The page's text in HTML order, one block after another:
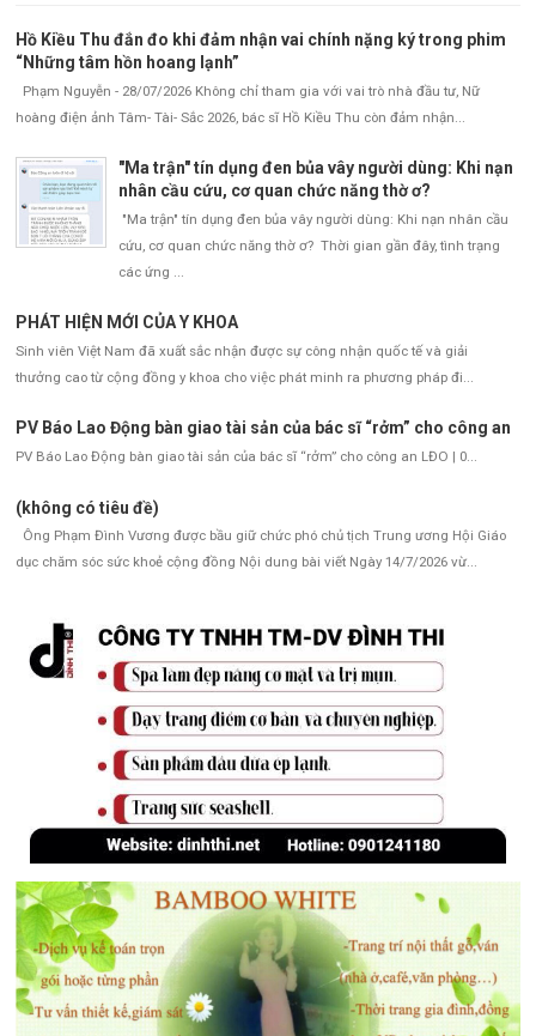
Hồ Kiều Thu đắn đo khi đảm nhận vai chính nặng ký trong phim
“Những tâm hồn hoang lạnh”
Phạm Nguyễn - 28/07/2026 Không chỉ tham gia với vai trò nhà đầu tư, Nữ
hoàng điện ảnh Tâm- Tài- Sắc 2026, bác sĩ Hồ Kiều Thu còn đảm nhận...
"Ma trận" tín dụng đen bủa vây người dùng: Khi nạn
nhân cầu cứu, cơ quan chức năng thờ ơ?
"Ma trận" tín dụng đen bủa vây người dùng: Khi nạn nhân cầu
cứu, cơ quan chức năng thờ ơ? Thời gian gần đây, tình trạng
các ứng ...
PHÁT HIỆN MỚI CỦA Y KHOA
Sinh viên Việt Nam đã xuất sắc nhận được sự công nhận quốc tế và giải
thưởng cao từ cộng đồng y khoa cho việc phát minh ra phương pháp đi...
PV Báo Lao Động bàn giao tài sản của bác sĩ “rởm” cho công an
PV Báo Lao Động bàn giao tài sản của bác sĩ “rởm” cho công an LĐO | 0...
(không có tiêu đề)
Ông Phạm Đình Vương được bầu giữ chức phó chủ tịch Trung ương Hội Giáo
dục chăm sóc sức khoẻ cộng đồng Nội dung bài viết Ngày 14/7/2026 vừ...